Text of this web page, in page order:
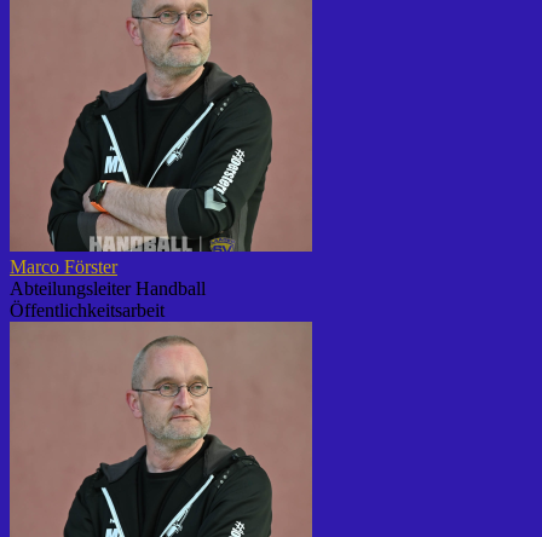
Marco Förster
Abteilungsleiter Handball
Öffentlichkeitsarbeit